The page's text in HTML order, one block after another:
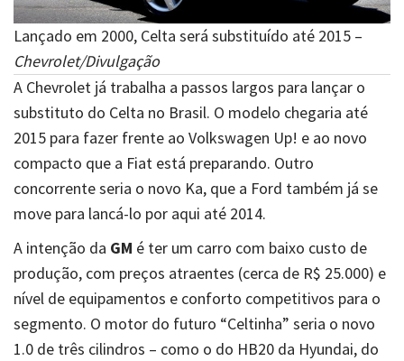
Lançado em 2000, Celta será substituído até 2015 –
Chevrolet/Divulgação
A Chevrolet já trabalha a passos largos para lançar o
substituto do Celta no Brasil. O modelo chegaria até
2015 para fazer frente ao Volkswagen Up! e ao novo
compacto que a Fiat está preparando. Outro
concorrente seria o novo Ka, que a Ford também já se
move para lancá-lo por aqui até 2014.
A intenção da GM é ter um carro com baixo custo de
produção, com preços atraentes (cerca de R$ 25.000) e
nível de equipamentos e conforto competitivos para o
segmento. O motor do futuro “Celtinha” seria o novo
1.0 de três cilindros – como o do HB20 da Hyundai, do